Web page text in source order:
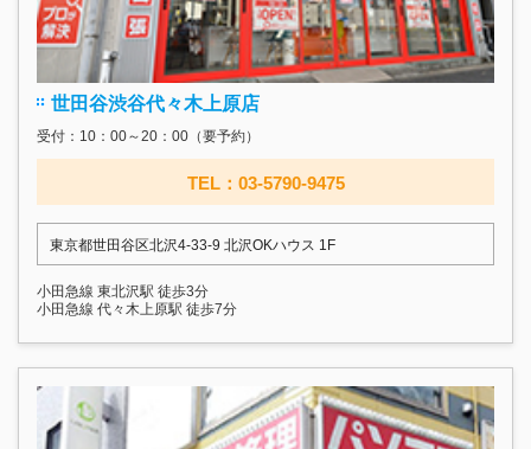
世田谷渋谷代々木上原店
受付：10：00～20：00（要予約）
TEL：03-5790-9475
東京都世田谷区北沢4-33-9 北沢OKハウス 1F
小田急線 東北沢駅 徒歩3分
小田急線 代々木上原駅 徒歩7分